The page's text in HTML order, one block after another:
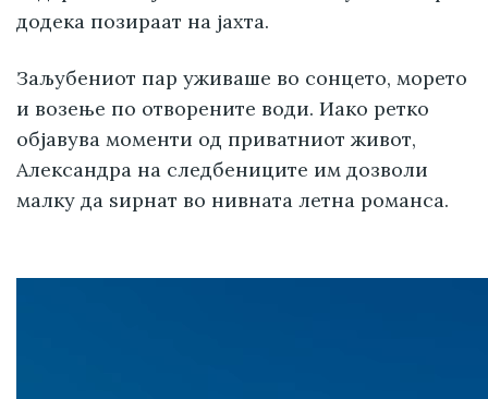
додека позираат на јахта.
Заљубениот пар уживаше во сонцето, морето
и возење по отворените води. Иако ретко
објавува моменти од приватниот живот,
Александра на следбениците им дозволи
малку да ѕирнат во нивната летна романса.